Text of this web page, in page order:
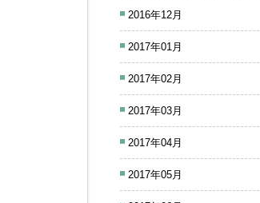
2016年12月
2017年01月
2017年02月
2017年03月
2017年04月
2017年05月